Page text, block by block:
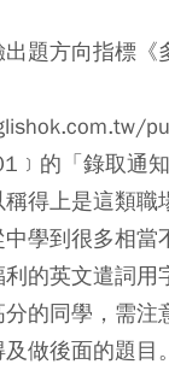
題方向指標《
的「錄取通
得上是這類職
學到很多相當
的英文遣詞用
的同學，需注
做後面的題目。